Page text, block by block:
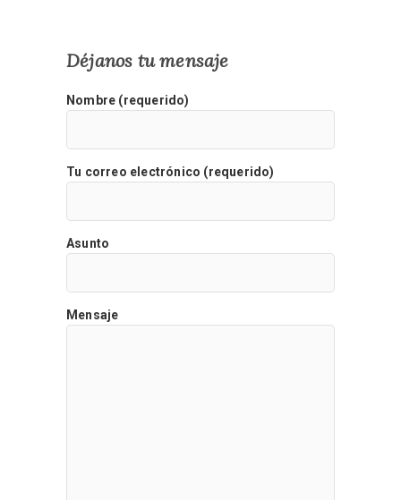
Déjanos tu mensaje
Nombre (requerido)
Tu correo electrónico (requerido)
Asunto
Mensaje